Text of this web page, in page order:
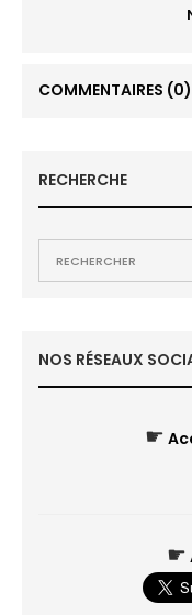
COMMENTAIRES (0)
RECHERCHE
NOS RÉSEAUX
☛
☛